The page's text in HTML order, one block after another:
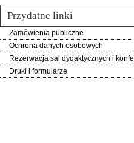
Przydatne linki
Zamówienia publiczne
Ochrona danych osobowych
Rezerwacja sal dydaktycznych i
Druki i formularze